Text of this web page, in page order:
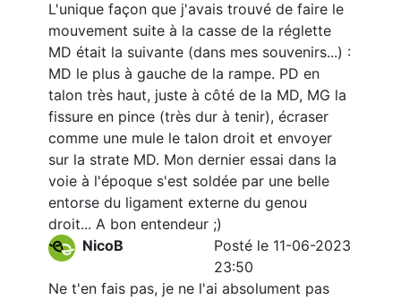
L'unique façon que j'avais trouvé de faire le
mouvement suite à la casse de la réglette
MD était la suivante (dans mes souvenirs...) :
MD le plus à gauche de la rampe. PD en
talon très haut, juste à côté de la MD, MG la
fissure en pince (très dur à tenir), écraser
comme une mule le talon droit et envoyer
sur la strate MD. Mon dernier essai dans la
voie à l'époque s'est soldée par une belle
entorse du ligament externe du genou
droit... A bon entendeur ;)
NicoB
Posté le 11-06-2023
23:50
Ne t'en fais pas, je ne l'ai absolument pas